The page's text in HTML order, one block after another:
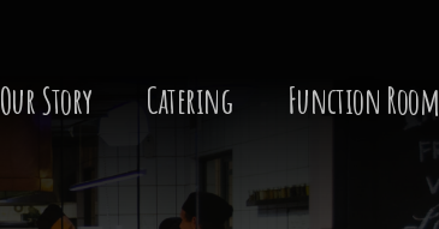
Our Story Catering Function Room